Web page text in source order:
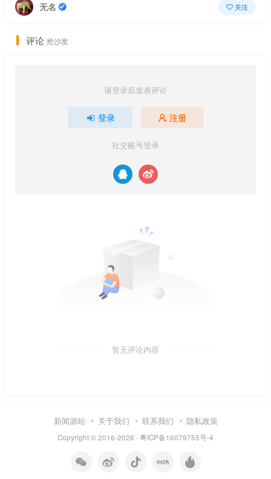
无名 关注
评论 抢沙发
请登录后发表评论
登录 注册
社交账号登录
暂无评论内容
新闻源站 关于我们 联系我们 隐私政策
Copyright © 2016-2026 · 粤ICP备16079755号-4